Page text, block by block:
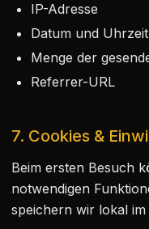
IP-Adresse
Datum und
Menge der
Referrer-URL
7. Cookies &
Beim ersten Besuch
notwendigen
speichern wir lokal